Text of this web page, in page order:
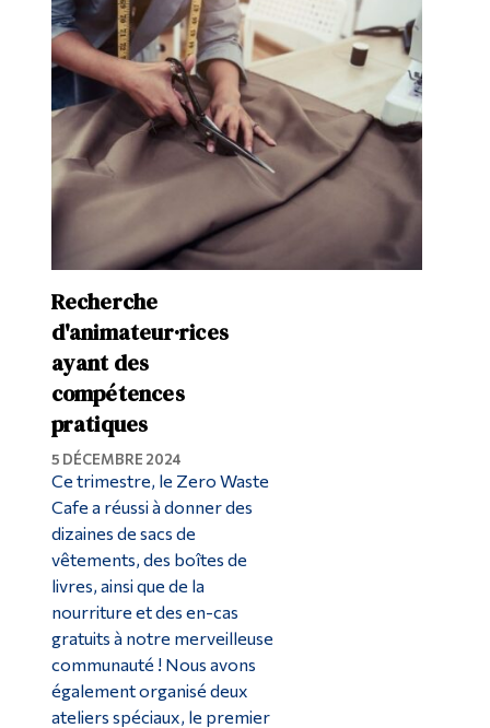
Recherche
d'animateur·rices
ayant des
compétences
pratiques
5 DÉCEMBRE 2024
Ce trimestre, le Zero Waste
Cafe a réussi à donner des
dizaines de sacs de
vêtements, des boîtes de
livres, ainsi que de la
nourriture et des en-cas
gratuits à notre merveilleuse
communauté ! Nous avons
également organisé deux
ateliers spéciaux, le premier